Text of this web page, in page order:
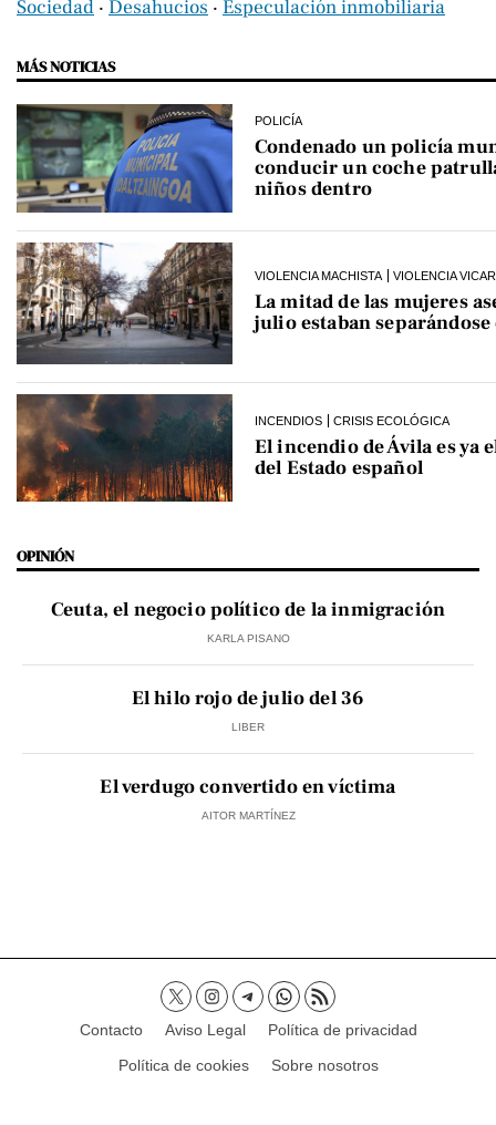
Sociedad ‧ Desahucios ‧ Especulación inmobiliaria
MÁS NOTICIAS
POLICÍA
Condenado un policía
conducir un coche
niños dentro
VIOLENCIA MACHISTA VIOLENCIA
La mitad de las mujeres
julio estaban separándose
INCENDIOS CRISIS ECOLÓGICA
El incendio de Ávila es ya
del Estado español
OPINIÓN
Ceuta, el negocio político de la inmigración
KARLA PISANO
El hilo rojo de julio del 36
LIBER
El verdugo convertido en víctima
AITOR MARTÍNEZ
Contacto Aviso Legal
Política de privacidad
Política de cookies
Sobre nosotros